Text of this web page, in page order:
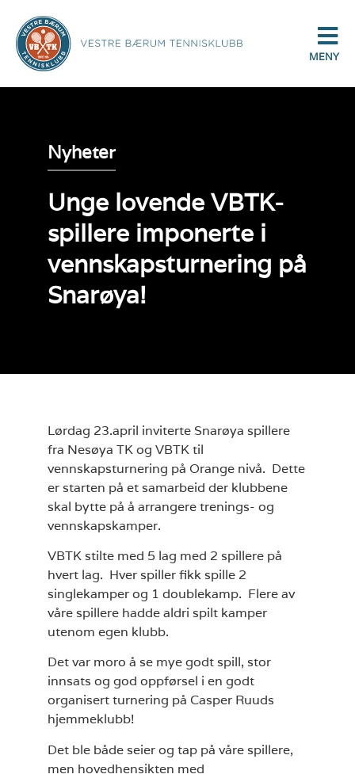
MENY
Nyheter
Unge lovende VBTK-
spillere imponerte i
vennskapsturnering på
Snarøya!
Lørdag 23.april inviterte Snarøya spillere
fra Nesøya TK og VBTK til
vennskapsturnering på Orange nivå. Dette
er starten på et samarbeid der klubbene
skal bytte på å arrangere trenings- og
vennskapskamper.
VBTK stilte med 5 lag med 2 spillere på
hvert lag. Hver spiller fikk spille 2
singlekamper og 1 doublekamp. Flere av
våre spillere hadde aldri spilt kamper
utenom egen klubb.
Det var moro å se mye godt spill, stor
innsats og god oppførsel i en godt
organisert turnering på Casper Ruuds
hjemmeklubb!
Det ble både seier og tap på våre spillere,
men hovedhensikten med